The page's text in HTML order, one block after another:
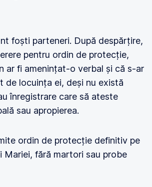
foști parteneri. După despărțire,
pentru ordin de protecție,
ar fi amenințat-o verbal și că s-ar
de locuința ei, deși nu există
înregistrare care să ateste
sau apropierea.
ordin de protecție definitiv pe
Mariei, fără martori sau probe